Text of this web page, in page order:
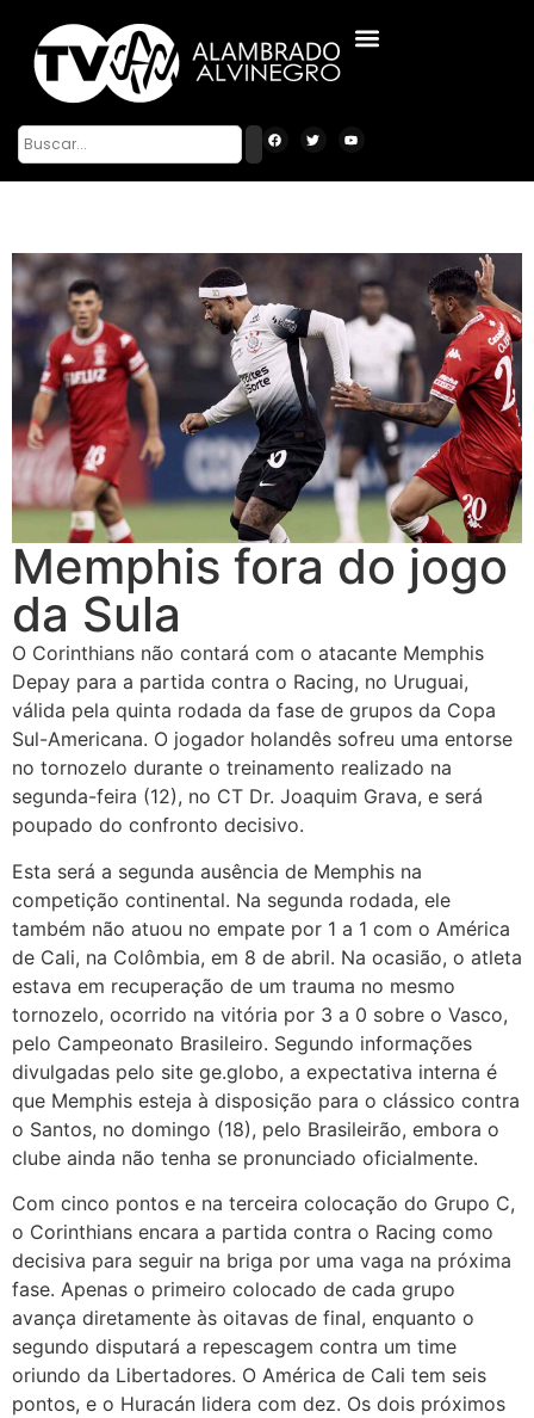
Memphis fora do jogo
da Sula
O Corinthians não contará com o atacante Memphis
Depay para a partida contra o Racing, no Uruguai,
válida pela quinta rodada da fase de grupos da Copa
Sul-Americana. O jogador holandês sofreu uma entorse
no tornozelo durante o treinamento realizado na
segunda-feira (12), no CT Dr. Joaquim Grava, e será
poupado do confronto decisivo.
Esta será a segunda ausência de Memphis na
competição continental. Na segunda rodada, ele
também não atuou no empate por 1 a 1 com o América
de Cali, na Colômbia, em 8 de abril. Na ocasião, o atleta
estava em recuperação de um trauma no mesmo
tornozelo, ocorrido na vitória por 3 a 0 sobre o Vasco,
pelo Campeonato Brasileiro. Segundo informações
divulgadas pelo site ge.globo, a expectativa interna é
que Memphis esteja à disposição para o clássico contra
o Santos, no domingo (18), pelo Brasileirão, embora o
clube ainda não tenha se pronunciado oficialmente.
Com cinco pontos e na terceira colocação do Grupo C,
o Corinthians encara a partida contra o Racing como
decisiva para seguir na briga por uma vaga na próxima
fase. Apenas o primeiro colocado de cada grupo
avança diretamente às oitavas de final, enquanto o
segundo disputará a repescagem contra um time
oriundo da Libertadores. O América de Cali tem seis
pontos, e o Huracán lidera com dez. Os dois próximos